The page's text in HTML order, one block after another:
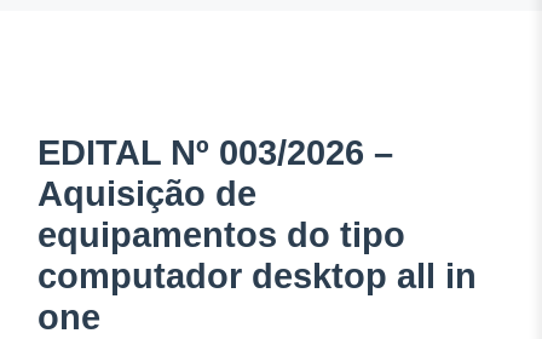
EDITAL Nº 003/2026 –
Aquisição de
equipamentos do tipo
computador desktop all in
one